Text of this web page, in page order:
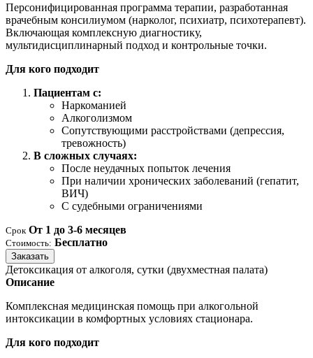
Персонифицированная программа терапии, разработанная
врачебным консилиумом (нарколог, психиатр, психотерапевт).
Включающая комплексную диагностику,
мультидисциплинарный подход и контрольные точки.
Для кого подходит
Пациентам с:
Наркоманией
Алкоголизмом
Сопутствующими расстройствами (депрессия,
тревожность)
В сложных случаях:
После неудачных попыток лечения
При наличии хронических заболеваний (гепатит,
ВИЧ)
С судебными ограничениями
Срок От 1 до 3-6 месяцев
Стоимость: Бесплатно
Заказать
Детоксикация от алкоголя, сутки (двухместная палата)
Описание
Комплексная медицинская помощь при алкогольной
интоксикации в комфортных условиях стационара.
Для кого подходит